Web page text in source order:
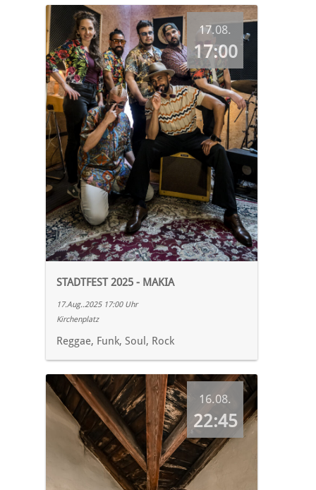
17.08.
17:00
STADTFEST 2025 - MAKIA
17.Aug..2025 17:00 Uhr
Kirchenplatz
Reggae, Funk, Soul, Rock
16.08.
22:45